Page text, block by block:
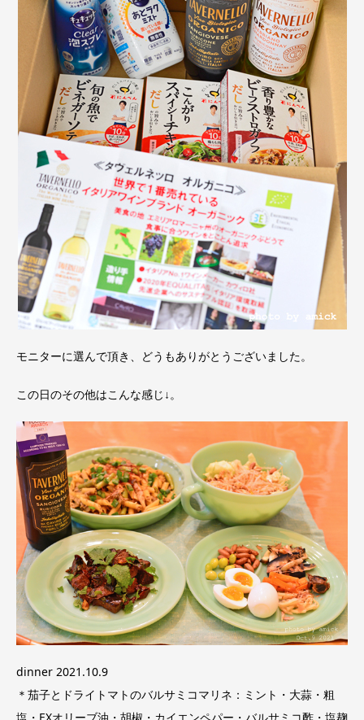
モニターに選んで頂き、どうもありがとうございました。
この日のその他はこんな感じ↓。
dinner 2021.10.9
＊茄子とドライトマトのバルサミコマリネ：ミント・大蒜・粗